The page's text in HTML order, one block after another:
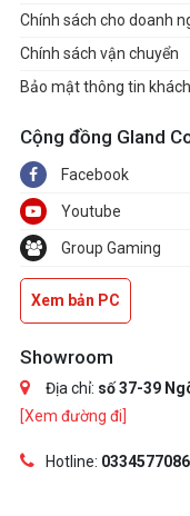
Chính sách cho doanh
Chính sách vận chuyển
Bảo mật thông tin
Cộng đồng Gland
Facebook
Youtube
Group Gaming
Xem bản PC
Showroom
Địa chỉ: số 37-39
[Xem đường đi]
Hotline: 0334577086